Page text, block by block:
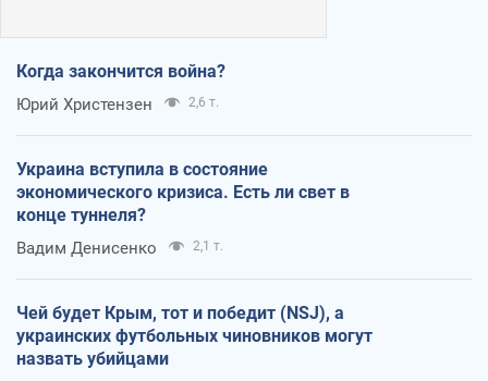
Когда закончится война?
Юрий Христензен 2,6 т.
Украина вступила в состояние
экономического кризиса. Есть ли свет в
конце туннеля?
Вадим Денисенко 2,1 т.
Чей будет Крым, тот и победит (NSJ), а
украинских футбольных чиновников могут
назвать убийцами